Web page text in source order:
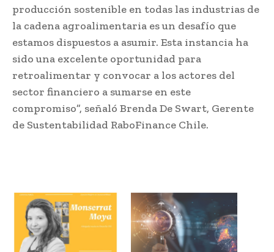
producción sostenible en todas las industrias de
la cadena agroalimentaria es un desafío que
estamos dispuestos a asumir. Esta instancia ha
sido una excelente oportunidad para
retroalimentar y convocar a los actores del
sector financiero a sumarse en este
compromiso”, señaló Brenda De Swart, Gerente
de Sustentabilidad RaboFinance Chile.